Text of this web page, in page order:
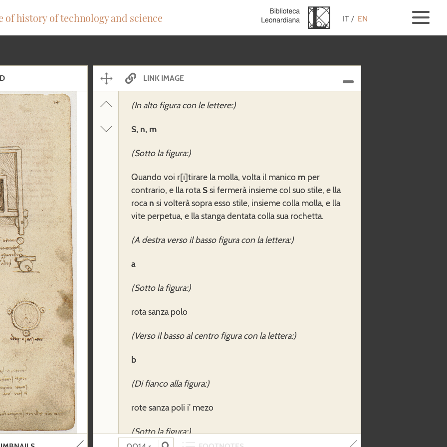
of history of technology and science IT EN
LINK IMAGE
(In alto figura con le lettere:)
S, n, m
(Sotto la figura:)
Quando voi r[i]tirare la molla, volta il manico m per
contrario, e lla rotaSsi fermerà insieme col suo stile, e lla
roca n si volterà sopra esso stile, insieme colla molla, e lla
vite perpetua, e lla stanga dentata colla sua rochetta.
(A destra verso il basso figura con la lettera:)
a
(Sotto la figura:)
rota sanza polo
(Verso il basso al centro figura con la lettera:)
b
(Di fianco alla figura:)
rote sanza poli i' mezo
(Sotto la figura:)